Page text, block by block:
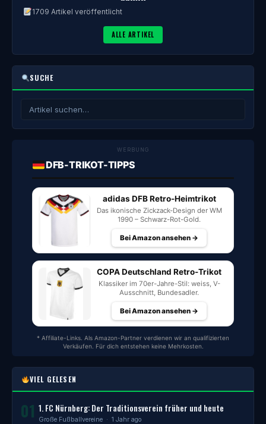
1709 Artikel veröffentlicht
ALLE ARTIKEL
SUCHE
WERBUNG
DFB-TRIKOT-TIPPS
adidas DFB Retro-Heimtrikot
Das ikonische Zickzack-Design der WM
1990 – Schwarz-Rot-Gold.
Bei Amazon ansehen →
COPA Deutschland Retro-Trikot
Klassiker im 70er-Jahre-Stil: weiss, V-
Ausschnitt, Bundesadler.
Bei Amazon ansehen →
* Affiliate-Links. Als Amazon-Partner verdienen wir an qualifizierten
Verkäufen. Für dich entstehen keine Mehrkosten.
VIEL GELESEN
01 1. FC Nürnberg: Der Traditionsverein früher und heute
Große Fußballvereine · 1 Jahr ago